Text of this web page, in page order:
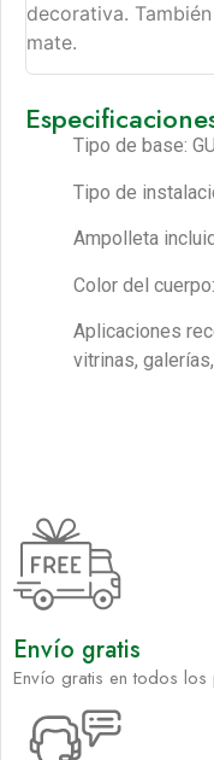
decorativa.
mate.
Tipo de base:
Tipo de
Ampolleta
Color del
Aplicaciones
vitrinas,
Envío gratis
Envío gratis en todos